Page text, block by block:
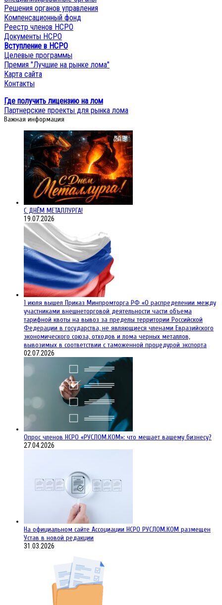
Решения органов управления
Компенсационный фонд
Реестр членов НСРО
Документы НСРО
Вступление в НСРО
Целевые программы
Премия "Лучшие на рынке лома"
Карта сайта
Контакты
Где получить лицензию на лом
Партнерские проекты для рынка лома
Важная информация
С ДНЁМ МЕТАЛЛУРГА!
19.07.2026
1 июля вышел Приказ Минпромторга РФ «О распределении между
участниками внешнеторговой деятельности части объема
тарифной квоты на вывоз за пределы территории Российской
Федерации в государства, не являющиеся членами Евразийского
экономического союза, отходов и лома черных металлов,
вывозимых в соответствии с таможенной процедурой экспорта
02.07.2026
Опрос членов НСРО «РУСЛОМ.КОМ»: что мешает вашему бизнесу?
27.04.2026
На официальном сайте Ассоциации НСРО РУСЛОМ.КОM размещен
Устав в новой редакции
31.03.2026